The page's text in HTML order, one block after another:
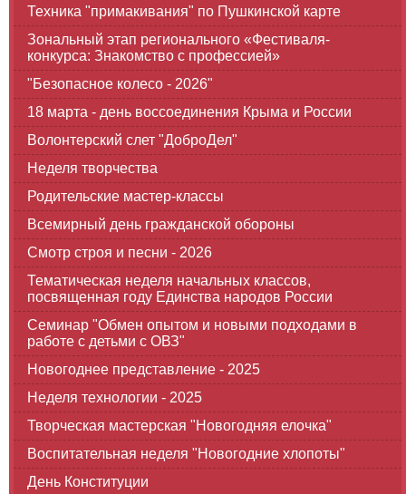
Техника "примакивания" по Пушкинской карте
Зональный этап регионального «Фестиваля-
конкурса: Знакомство с профессией»
"Безопасное колесо - 2026"
18 марта - день воссоединения Крыма и России
Волонтерский слет "ДоброДел"
Неделя творчества
Родительские мастер-классы
Всемирный день гражданской обороны
Смотр строя и песни - 2026
Тематическая неделя начальных классов,
посвященная году Единства народов России
Семинар "Обмен опытом и новыми подходами в
работе с детьми с ОВЗ"
Новогоднее представление - 2025
Неделя технологии - 2025
Творческая мастерская "Новогодняя елочка"
Воспитательная неделя "Новогодние хлопоты"
День Конституции